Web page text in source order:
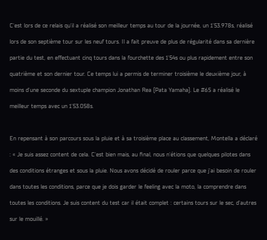
C'est lors de ce relais qu'il a réalisé son meilleur temps au tour de la journée, un 1'53.978s, réalisé
lors de son septième tour sur les neuf tours. Il a fait preuve de plus de régularité dans sa dernière
partie du test, en effectuant cinq tours dans la fourchette des 1'54s ou plus rapidement entre son
quatrième et son dernier tour. Ce temps lui a permis de terminer troisième le deuxième jour, à
moins d'une seconde du sextuple champion Jonathan Rea (Pata Yamaha). Le #65 a réalisé le
meilleur temps avec un 1'53.058s.
En repensant à son parcours sous la pluie et à sa troisième place au classement, Montella a déclaré
: « Je suis assez content de cela. C'est bien mais, au final, nous n'étions que quelques pilotes dans
des conditions étranges et sous la pluie. Nous avons décidé de rouler parce que j'ai besoin de rouler
dans toutes les conditions, parce que je dois garder le feeling avec la moto, la comprendre dans
toutes les conditions. Je suis content du test car il était complet : certains tours sur le sec, d'autres
sur le mouillé. »